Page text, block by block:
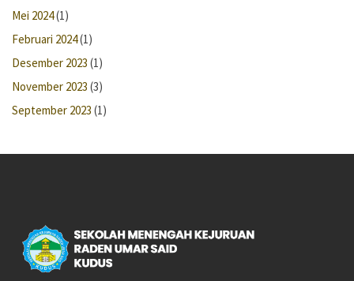
Mei 2024(1)
Februari 2024(1)
Desember 2023 (1)
November 2023 (3)
September 2023 (1)